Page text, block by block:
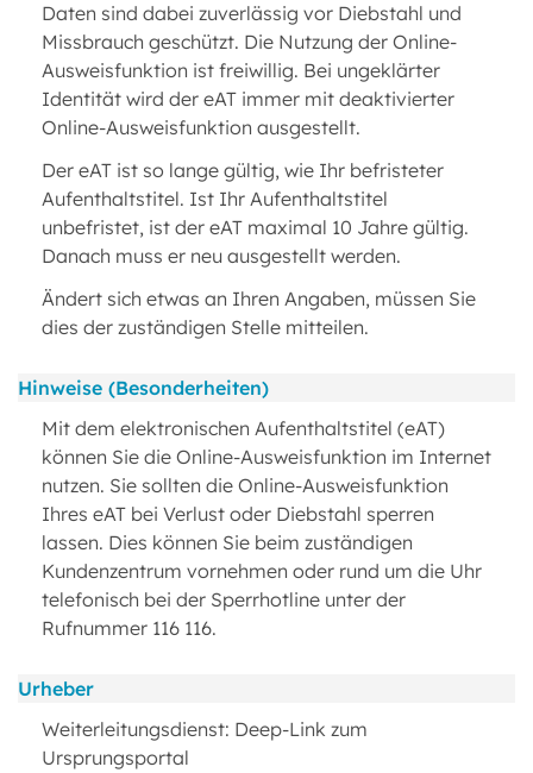
Daten sind dabei zuverlässig vor Diebstahl und
Missbrauch geschützt. Die Nutzung der Online-
Ausweisfunktion ist freiwillig. Bei ungeklärter
Identität wird der eAT immer mit deaktivierter
Online-Ausweisfunktion ausgestellt.
Der eAT ist so lange gültig, wie Ihr befristeter
Aufenthaltstitel. Ist Ihr Aufenthaltstitel
unbefristet, ist der eAT maximal 10 Jahre gültig.
Danach muss er neu ausgestellt werden.
Ändert sich etwas an Ihren Angaben, müssen Sie
dies der zuständigen Stelle mitteilen.
Hinweise (Besonderheiten)
Mit dem elektronischen Aufenthaltstitel (eAT)
können Sie die Online-Ausweisfunktion im Internet
nutzen. Sie sollten die Online-Ausweisfunktion
Ihres eAT bei Verlust oder Diebstahl sperren
lassen. Dies können Sie beim zuständigen
Kundenzentrum vornehmen oder rund um die Uhr
telefonisch bei der Sperrhotline unter der
Rufnummer 116 116.
Urheber
Weiterleitungsdienst: Deep-Link zum
Ursprungsportal